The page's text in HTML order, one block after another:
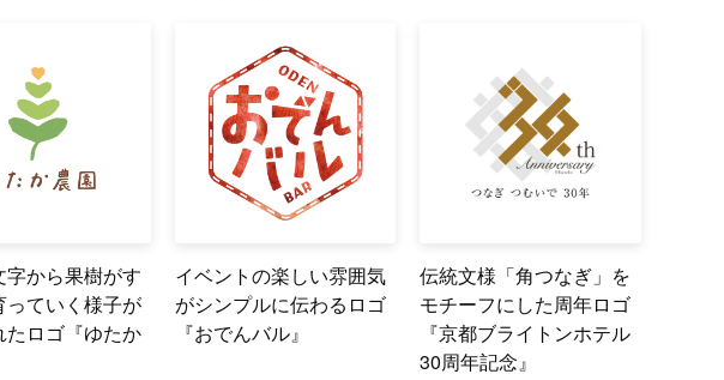
字から果樹がす
っていく様子が
たロゴ『ゆたか
イベントの楽しい雰囲気
がシンプルに伝わるロゴ
『おでんバル』
伝統文様「角つなぎ」を
モチーフにした周年ロゴ
『京都ブライトンホテル
30周年記念』